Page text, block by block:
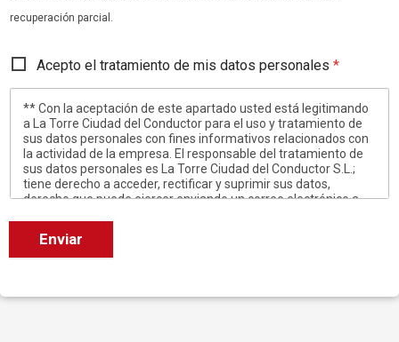
recuperación parcial.
Acepto el tratamiento de mis datos personales *
** Con la aceptación de este apartado usted está legitimando
a La Torre Ciudad del Conductor para el uso y tratamiento de
sus datos personales con fines informativos relacionados con
la actividad de la empresa. El responsable del tratamiento de
sus datos personales es La Torre Ciudad del Conductor S.L.;
tiene derecho a acceder, rectificar y suprimir sus datos,
derecho que puede ejercer enviando un correo electrónico a
Enviar